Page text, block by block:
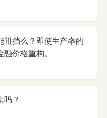
阻挡么？即使生产率的
价格重构。
吗？